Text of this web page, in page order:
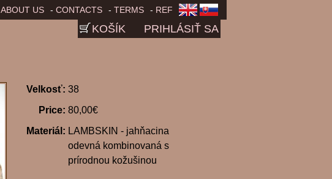
KOŠÍK PRIHLÁSIŤ SA
Velkosť: 38
Price: 80,00€
Materiál: LAMBSKIN - jahňacina
odevná kombinovaná s
prírodnou kožušinou
ABOUT US CONTACTS TERMS REF